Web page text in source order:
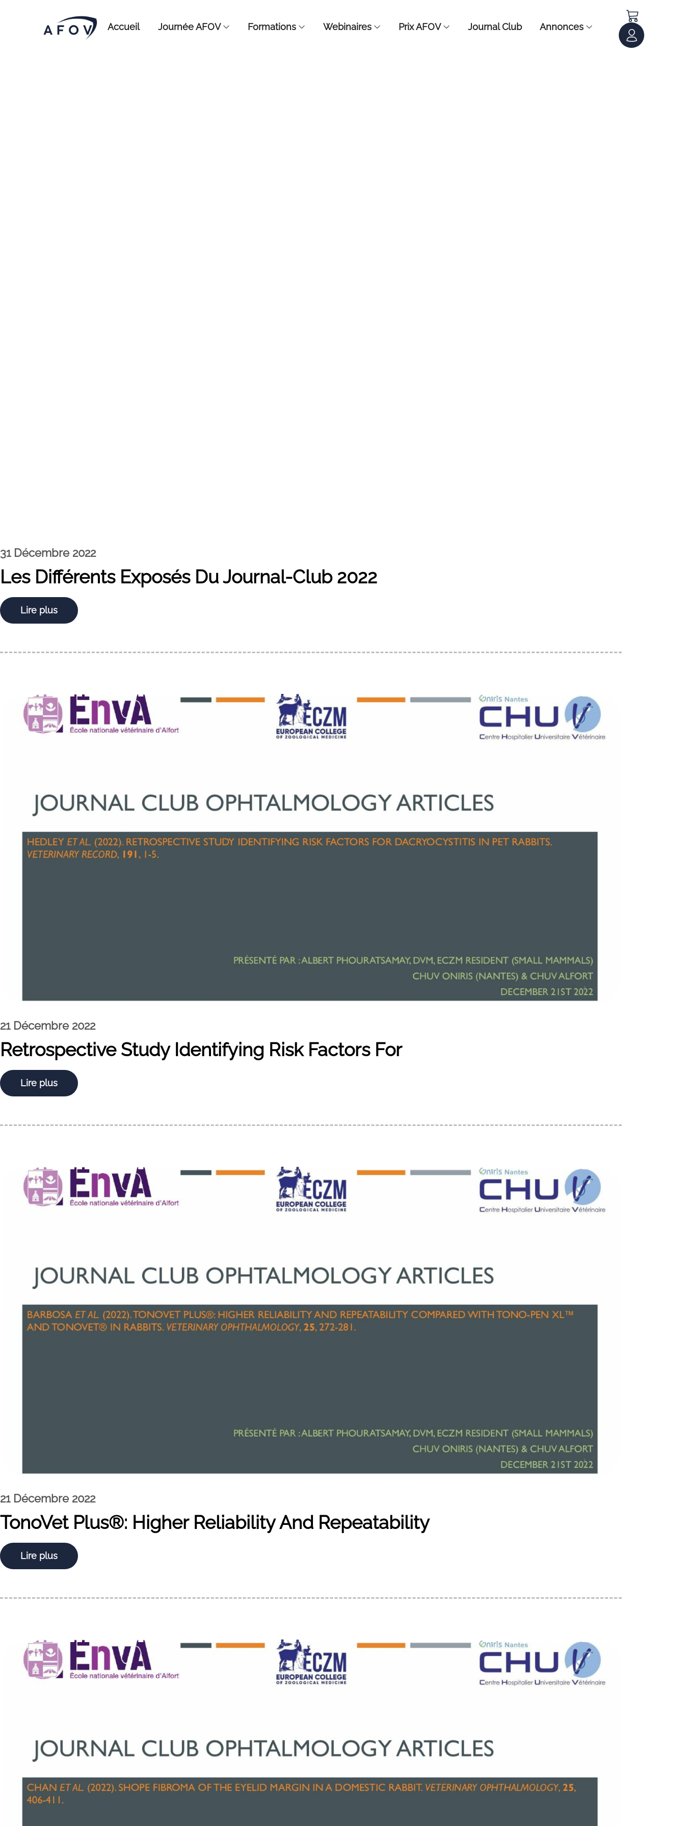
Accueil Journée AFOV Formations Webinaires Prix AFOV Journal Club Annonces
31 Décembre 2022
Les Différents Exposés Du Journal-Club 2022
Lire plus
21 Décembre 2022
Retrospective Study Identifying Risk Factors For
Lire plus
21 Décembre 2022
TonoVet Plus®: Higher Reliability And Repeatability
Lire plus